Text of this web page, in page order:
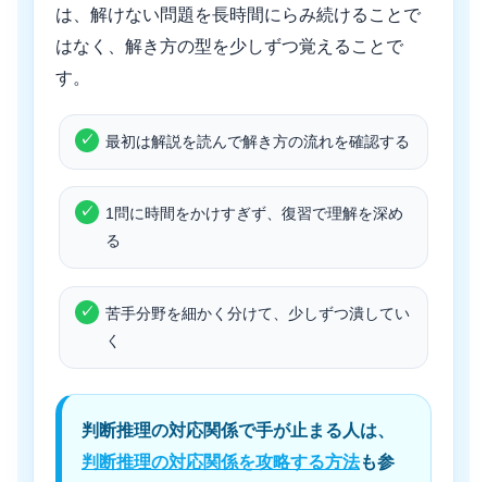
は、解けない問題を長時間にらみ続けることで
はなく、解き方の型を少しずつ覚えることで
す。
最初は解説を読んで解き方の流れを確認する
1問に時間をかけすぎず、復習で理解を深め
る
苦手分野を細かく分けて、少しずつ潰してい
く
判断推理の対応関係で手が止まる人は、
判断推理の対応関係を攻略する方法も参